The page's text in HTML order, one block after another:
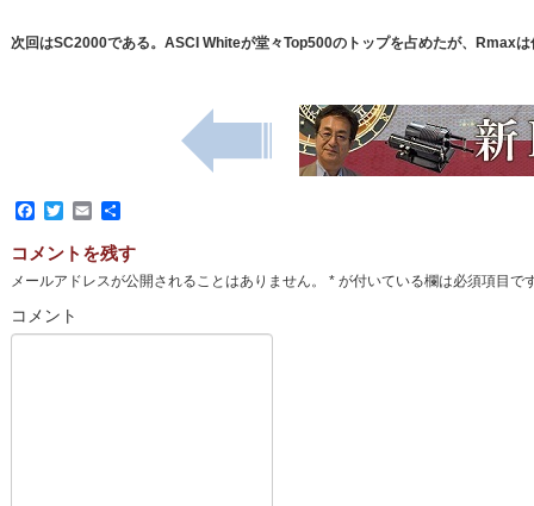
次回はSC2000である。ASCI Whiteが堂々Top500のトップを占めたが、Rmaxは
Facebook
TwitterEmail
共
コメントを残す
メールアドレスが公開されることはありません。 *が付いている欄は必須項目で
コメント